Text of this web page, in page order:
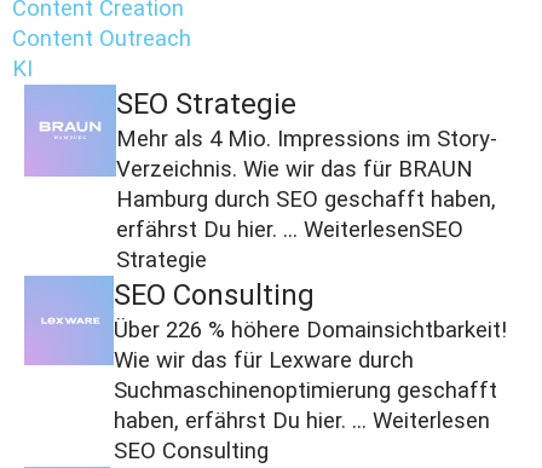
Content Creation
Content Outreach
KI
SEO Strategie
Mehr als 4 Mio. Impressions im Story-
Verzeichnis. Wie wir das für BRAUN
Hamburg durch SEO geschafft haben,
erfährst Du hier. ... WeiterlesenSEO
Strategie
SEO Consulting
Über 226 % höhere Domainsichtbarkeit!
Wie wir das für Lexware durch
Suchmaschinenoptimierung geschafft
haben, erfährst Du hier. ... Weiterlesen
SEO Consulting